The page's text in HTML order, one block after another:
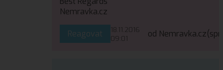
Nemravka.cz
Reagovat
18.11.2016
09:01
od Nemravka.cz